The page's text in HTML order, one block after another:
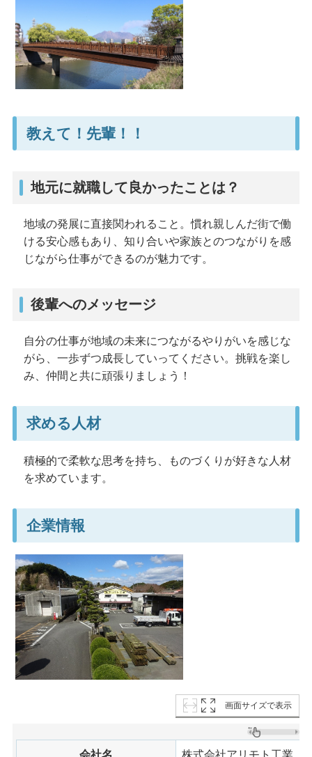
教えて！先輩！！
地元に就職して良かったことは？
地域の発展に直接関われること。慣れ親しんだ街で働
ける安心感もあり、知り合いや家族とのつながりを感
じながら仕事ができるのが魅力です。
後輩へのメッセージ
自分の仕事が地域の未来につながるやりがいを感じな
がら、一歩ずつ成長していってください。挑戦を楽し
み、仲間と共に頑張りましょう！
求める人材
積極的で柔軟な思考を持ち、ものづくりが好きな人材
を求めています。
企業情報
画面サイズで表示
会社名 株式会社アリモト工業